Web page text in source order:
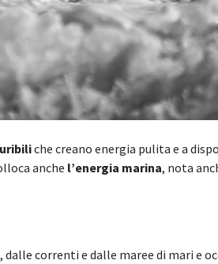
che creano energia pulita e a
anche l’energia marina, nota
correnti e dalle maree di mari e